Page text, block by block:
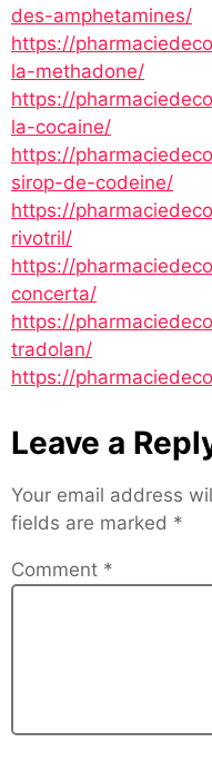
des-amphetamines/
https://
la-methadone/
https://
la-cocaine/
https://
sirop-de-codeine/
https://
rivotril/
https://
concerta/
https://
tradolan/
https://
Leave a
Your email address
fields are marked *
Comment *